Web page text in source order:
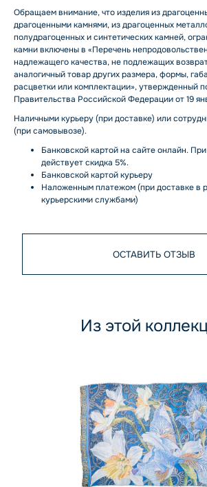
Обращаем внимание, что изделия из
драгоценными камнями, из драгоценных
полудрагоценных и синтетических камней,
камни включены в «Перечень
надлежащего качества, не подлежащих
аналогичный товар других размера, формы,
расцветки или комплектации», утвержденный
Правительства Российской Федерации от 19
Наличными курьеру (при доставке) или
(при самовывозе).
Банковской картой на сайте онлайн.
действует скидка 5%.
Банковской картой курьеру
Наложенным платежом (при доставке в
курьерскими службами)
ОСТАВИТЬ ОТЗЫВ
Из этой